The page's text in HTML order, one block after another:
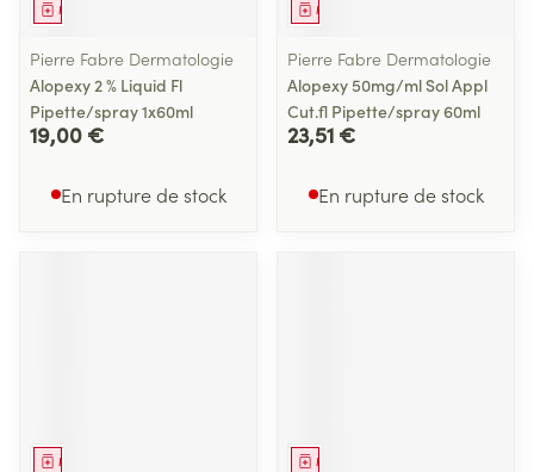
Médicament
Pierre Fabre Dermatologie
Alopexy 2 % Liquid Fl
Pipette/spray 1x60ml
19,00 €
En rupture de stock
Médicament
Pierre Fabre Dermatologie
Alopexy 50mg/ml Sol Appl
Cut.fl Pipette/spray 60ml
23,51 €
En rupture de stock
Médicament Médicament